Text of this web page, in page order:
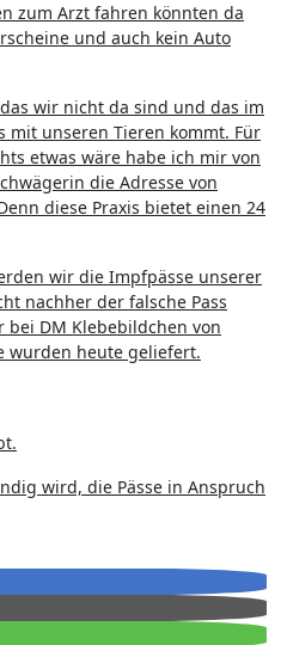
zum Arzt fahren könnten da
und auch kein Auto
wir nicht da sind und das im
mit unseren Tieren kommt. Für
etwas wäre habe ich mir von
die Adresse von
diese Praxis bietet einen 24
wir die Impfpässe unserer
nachher der falsche Pass
DM Klebebildchen von
wurden heute geliefert.
wird, die Pässe in Anspruch